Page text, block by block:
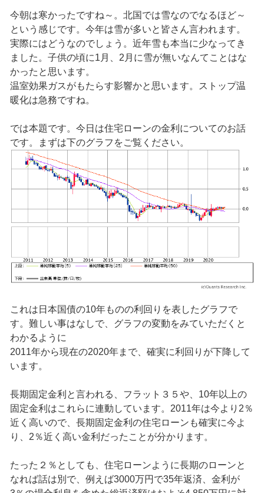
今朝は寒かったですね～。北国では雪なのでなるほど～
という感じです。今年は雪が多いと皆さん言われます。
実際にはどうなのでしょう。近年雪も本当に少なってき
ました。子供の頃に1月、2月に雪が無いなんてことはな
かったと思います。
温室効果ガスがもたらす影響かと思います。ストップ温
暖化は急務ですね。
では本題です。今日は住宅ローンの金利についてのお話
です。まずは下のグラフをご覧ください。
これは日本国債の10年ものの利回りを表したグラフで
す。難しい事はなしで、グラフの変動をみていただくと
わかるように
2011年から現在の2020年まで、確実に利回りが下降して
います。
長期固定金利と言われる、フラット３５や、10年以上の
固定金利はこれらに連動しています。2011年は今より2％
近く高いので、長期固定金利の住宅ローンも確実に今よ
り、2％近く高い金利だったことが分かります。
たった２％としても、住宅ローンように長期のローンと
なれば話は別で、例えば3000万円で35年返済、金利が